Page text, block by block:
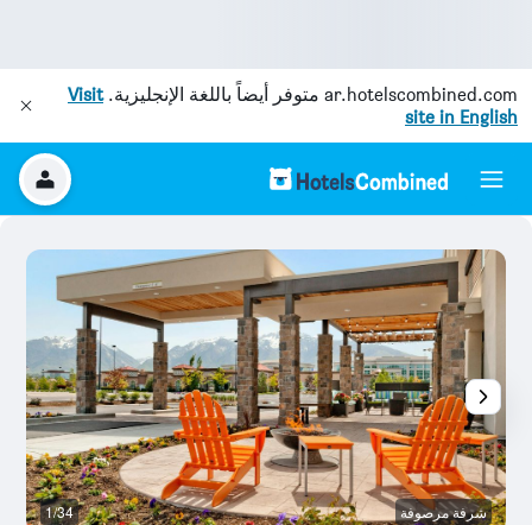
ar.hotelscombined.com متوفر أيضاً باللغة الإنجليزية.Visit
site in English
شرفة مرصوفة 1/34